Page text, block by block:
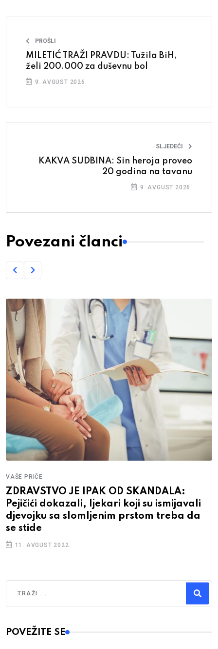
PROŠLI
MILETIĆ TRAŽI PRAVDU: Tužila BiH,
želi 200.000 za duševnu bol
9. AVGUST 2026.
SLJEDEĆI
KAKVA SUDBINA: Sin heroja proveo
20 godina na tavanu
9. AVGUST 2026.
Povezani članci
VAŠE PRIČE
ZDRAVSTVO JE IPAK OD SKANDALA:
Pejičići dokazali, ljekari koji su ismijavali
djevojku sa slomljenim prstom treba da
se stide
11. AVGUST 2022.
Type 2 or more characters for results.
POVEŽITE SE